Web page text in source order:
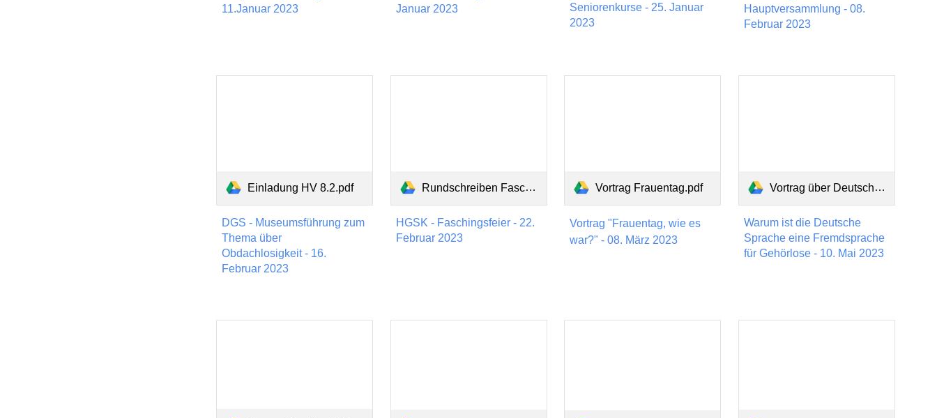
11.Januar 2023
Januar 2023
Seniorenkurse - 25. Januar
2023
Hauptversammlung - 08.
Februar 2023
Einladung HV 8.2.pdf
DGS - Museumsführung zum
Thema über
Obdachlosigkeit - 16.
Februar 2023
Rundschreiben Fasching 2023.pdf
HGSK - Faschingsfeier - 22.
Februar 2023
Vortrag Frauentag.pdf
Vortrag "Frauentag, wie es
war?" - 08. März 2023
Vortrag über Deutsche Sprache.pdf
Warum ist die Deutsche
Sprache eine Fremdsprache
für Gehörlose - 10. Mai 2023